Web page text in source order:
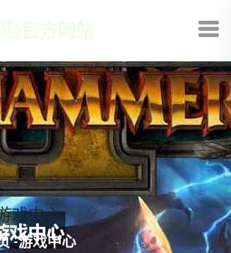
戏中心
-游戏中心